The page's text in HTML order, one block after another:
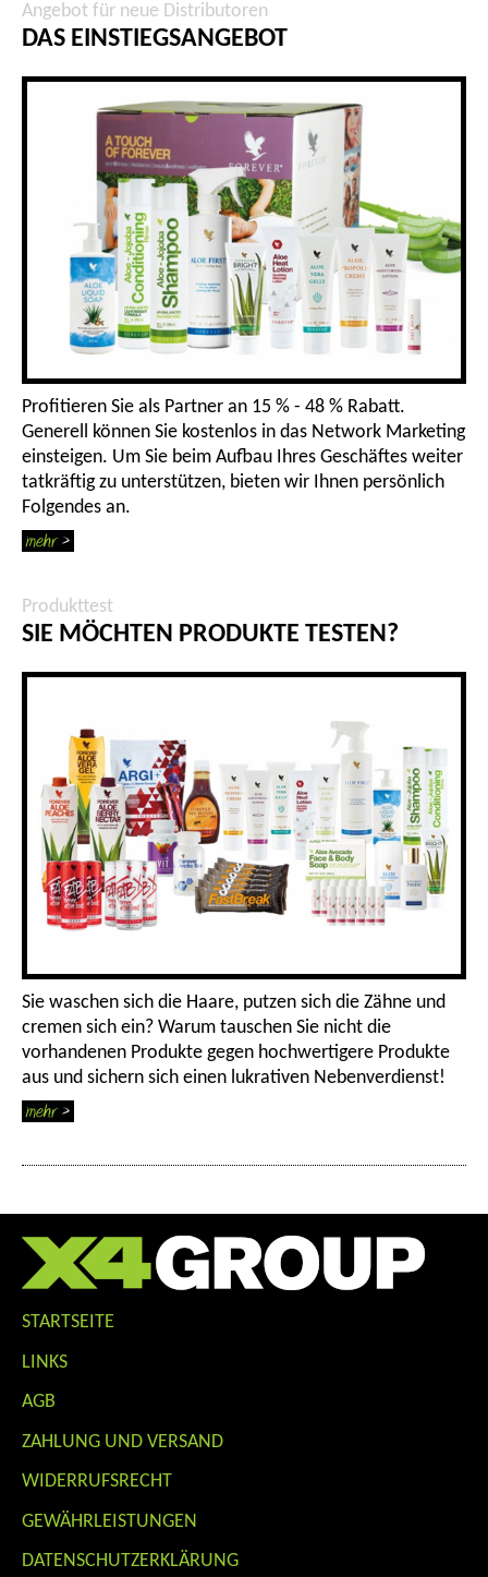
Angebot für neue Distributoren
DAS EINSTIEGSANGEBOT
Profitieren Sie als Partner an 15 % - 48 % Rabatt.
Generell können Sie kostenlos in das Network Marketing
einsteigen. Um Sie beim Aufbau Ihres Geschäftes weiter
tatkräftig zu unterstützen, bieten wir Ihnen persönlich
Folgendes an.
Produkttest
SIE MÖCHTEN PRODUKTE TESTEN?
Sie waschen sich die Haare, putzen sich die Zähne und
cremen sich ein? Warum tauschen Sie nicht die
vorhandenen Produkte gegen hochwertigere Produkte
aus und sichern sich einen lukrativen Nebenverdienst!
STARTSEITE
LINKS
AGB
ZAHLUNG UND VERSAND
WIDERRUFSRECHT
GEWÄHRLEISTUNGEN
DATENSCHUTZERKLÄRUNG